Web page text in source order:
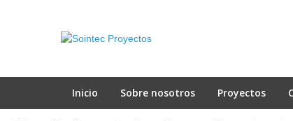
Inicio Sobre nosotros Proyectos